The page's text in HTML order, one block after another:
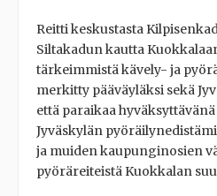
Reitti keskustasta
Siltakadun kautta
tärkeimmistä kävely- ja
merkitty pääväyläksi sekä
että paraikaa
Jyväskylän
ja muiden kaupunginosien
pyöräreiteistä Kuokkalan